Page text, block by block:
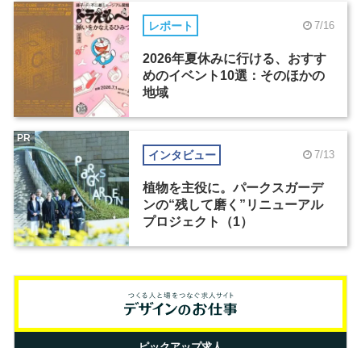
レポート 7/16
2026年夏休みに行ける、おすす
めのイベント10選：そのほかの
地域
インタビュー 7/13
植物を主役に。パークスガーデ
ンの“残して磨く”リニューアル
プロジェクト（1）
PR